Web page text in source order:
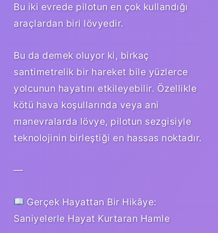
Bu iki evrede pilotun en çok kullandığı
araçlardan biri lövyedir.
Bu da demek oluyor ki, birkaç
santimetrelik bir hareket bile yüzlerce
yolcunun hayatını etkileyebilir. Özellikle
kötü hava koşullarında veya ani
manevralarda lövye, pilotun sezgisiyle
teknolojinin birleştiği en hassas noktadır.
—
Gerçek Hayattan Bir Hikâye:
Saniyelerle Hayat Kurtaran Hamle